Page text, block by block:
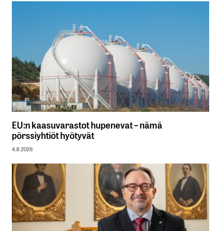
EU:n kaasuvarastot hupenevat – nämä
pörssiyhtiöt hyötyvät
4.8.2026